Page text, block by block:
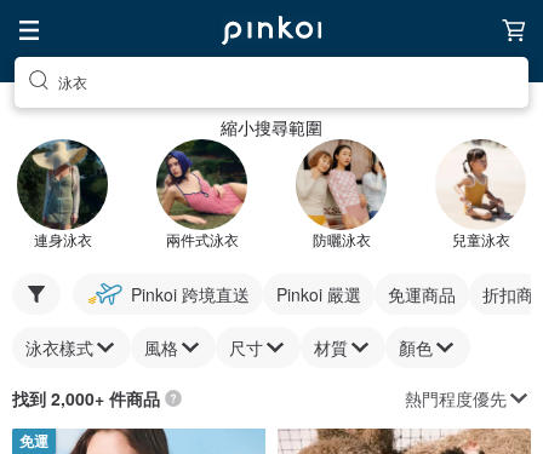
泳衣
縮小搜尋範圍
連身泳衣 兩件式泳衣 防曬泳衣 兒童泳衣
Pinkoi 跨境直送 Pinkoi 嚴選 免運商品 折扣商
泳衣樣式 風格 尺寸 材質 顏色
找到 2,000+ 件商品 熱門程度優先
免運